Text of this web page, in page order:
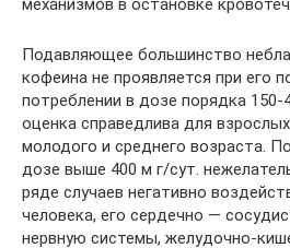
механизмов в остановке
Подавляющее большинство
кофеина не проявляется при его
потреблении в дозе порядка 150-
оценка справед­лива для
молодого и среднего возраста.
дозе выше 400 м г/сут.
ряде случаев негативно
человека, его сердечно —
нервную системы, желудочно-